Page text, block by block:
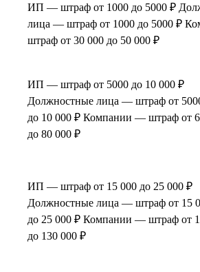
ИП — штраф от 1000 до 5000 ₽
лица — штраф от 1000 до 5000 ₽
штраф от 30 000 до 50 000 ₽
ИП — штраф от 5000 до 10 000 ₽
Должностные лица — штраф от
до 10 000 ₽ Компании — штраф от
до 80 000 ₽
ИП — штраф от 15 000 до 25 000 ₽
Должностные лица — штраф от 15
до 25 000 ₽ Компании — штраф от
до 130 000 ₽